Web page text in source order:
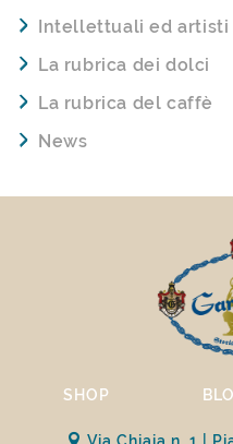
Intellettuali ed artisti
La rubrica dei dolci
La rubrica del caffè
News
SHOP